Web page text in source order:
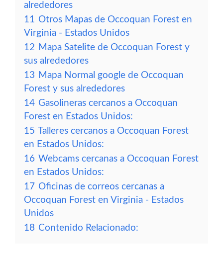
alrededores
11 Otros Mapas de Occoquan Forest en
Virginia - Estados Unidos
12 Mapa Satelite de Occoquan Forest y
sus alrededores
13 Mapa Normal google de Occoquan
Forest y sus alrededores
14 Gasolineras cercanos a Occoquan
Forest en Estados Unidos:
15 Talleres cercanos a Occoquan Forest
en Estados Unidos:
16 Webcams cercanas a Occoquan Forest
en Estados Unidos:
17 Oficinas de correos cercanas a
Occoquan Forest en Virginia - Estados
Unidos
18 Contenido Relacionado: